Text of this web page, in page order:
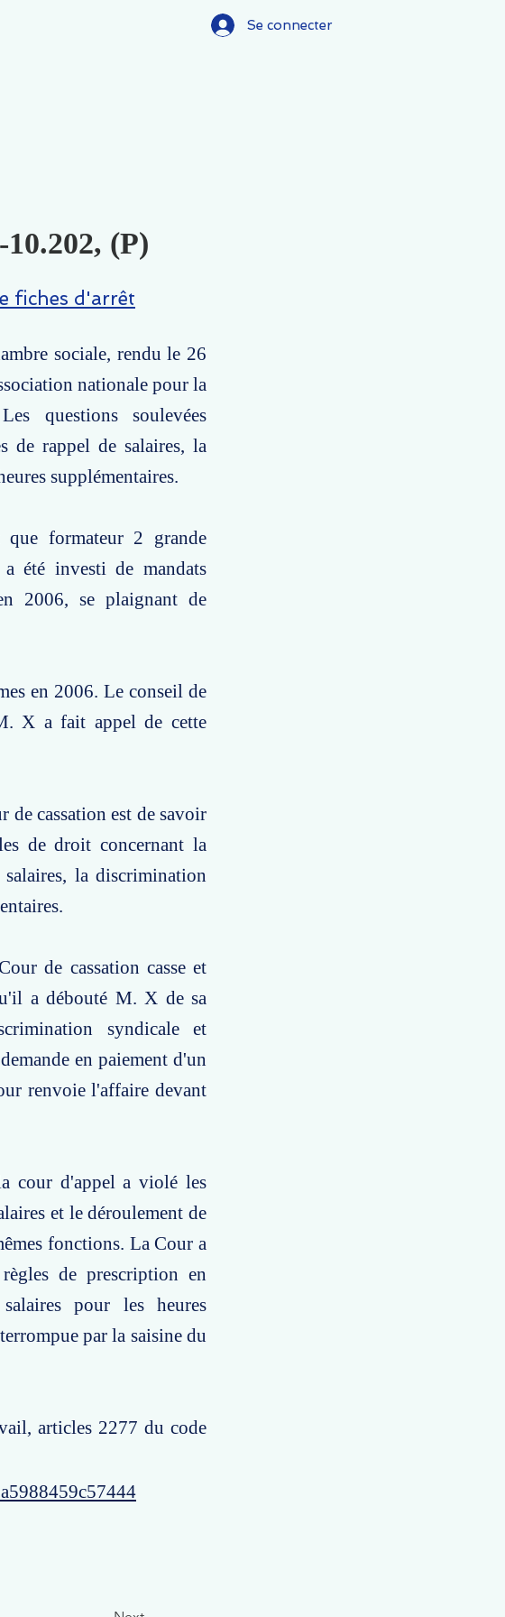
Se connecter
10.202, (P)
fiches d'arrêt
sociale, rendu le 26
nationale pour la
questions soulevées
de rappel de salaires, la
supplémentaires.
formateur 2 grande
été investi de mandats
2006, se plaignant de
en 2006. Le conseil de
X a fait appel de cette
cassation est de savoir
de droit concernant la
la discrimination
de cassation casse et
a débouté M. X de sa
syndicale et
en paiement d'un
renvoie l'affaire devant
cour d'appel a violé les
et le déroulement de
fonctions. La Cour a
de prescription en
pour les heures
par la saisine du
articles 2277 du code